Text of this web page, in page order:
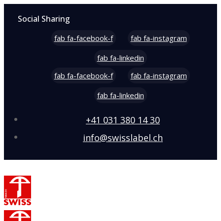
Social Sharing
fab fa-facebook-f
fab fa-instagram
fab fa-linkedin
fab fa-facebook-f
fab fa-instagram
fab fa-linkedin
+41 031 380 14 30
info@swisslabel.ch